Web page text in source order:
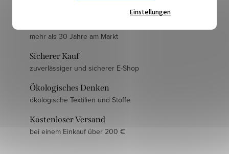
Einstellungen
mehr als 30 Jahre am Markt
Sicherer Kauf
zuverlässiger und sicherer E-Shop
Ökologisches Denken
ökologische Textilien und Stoffe
Kostenloser Versand
bei einem Einkauf über 200 €